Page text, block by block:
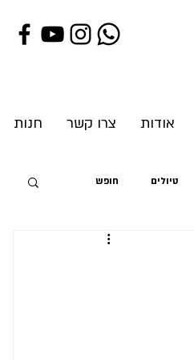
אודות צרו קשר חנות
טיולים חופש